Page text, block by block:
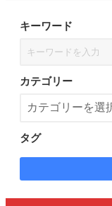
キーワード
カテゴリー
タグ